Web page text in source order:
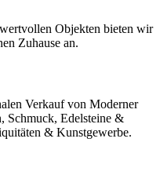
Objekten bieten wir
Zuhause an.
Verkauf von Moderner
Schmuck, Edelsteine &
& Kunstgewerbe.